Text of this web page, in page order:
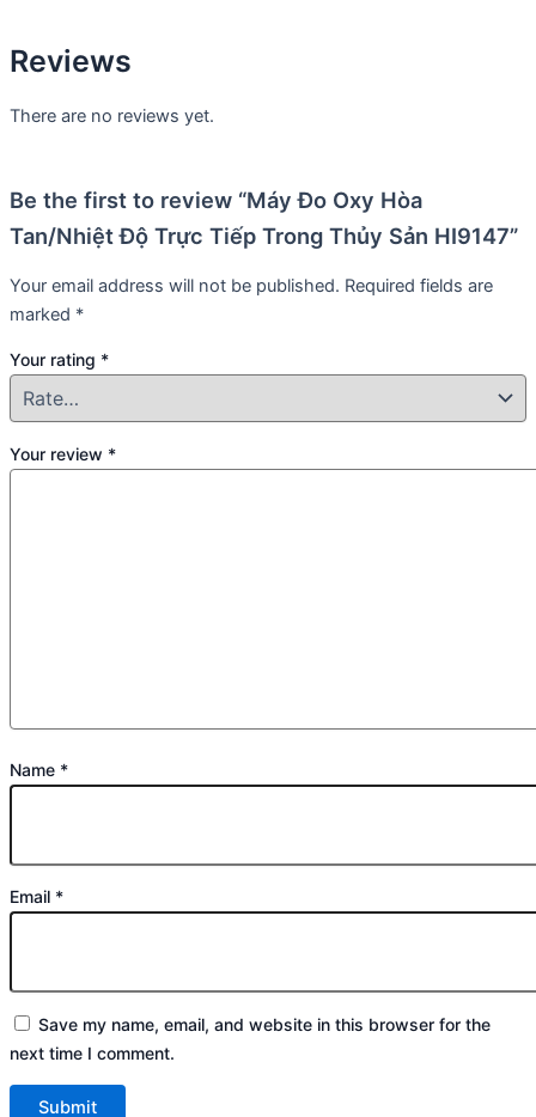
Reviews
There are no reviews yet.
Be the first to review “Máy Đo Oxy Hòa
Tan/Nhiệt Độ Trực Tiếp Trong Thủy Sản HI9147”
Your email address will not be published. Required fields are
marked *
Your rating *
Your review *
Name *
Email *
Save my name, email, and website in this browser for the
next time I comment.